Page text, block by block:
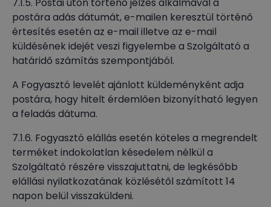
postára adás dátumát, e-mailen keresztül történő
értesítés esetén az e-mail illetve az e-mail
küldésének idejét veszi figyelembe a Szolgáltató a
határidő számítás szempontjából.
A Fogyasztó levelét ajánlott küldeményként adja
postára, hogy hitelt érdemlően bizonyítható legyen
a feladás dátuma.
7.1.6. Fogyasztó elállás esetén köteles a megrendelt
terméket indokolatlan késedelem nélkül a
Szolgáltató részére visszajuttatni, de legkésőbb
elállási nyilatkozatának közlésétől számított 14
napon belül visszaküldeni.